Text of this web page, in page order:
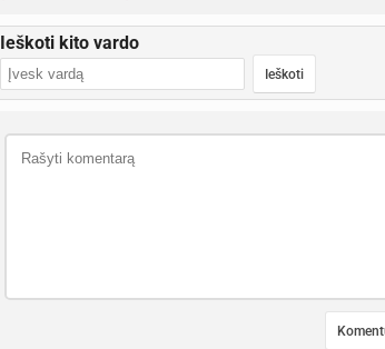
Ieškoti kito vardo